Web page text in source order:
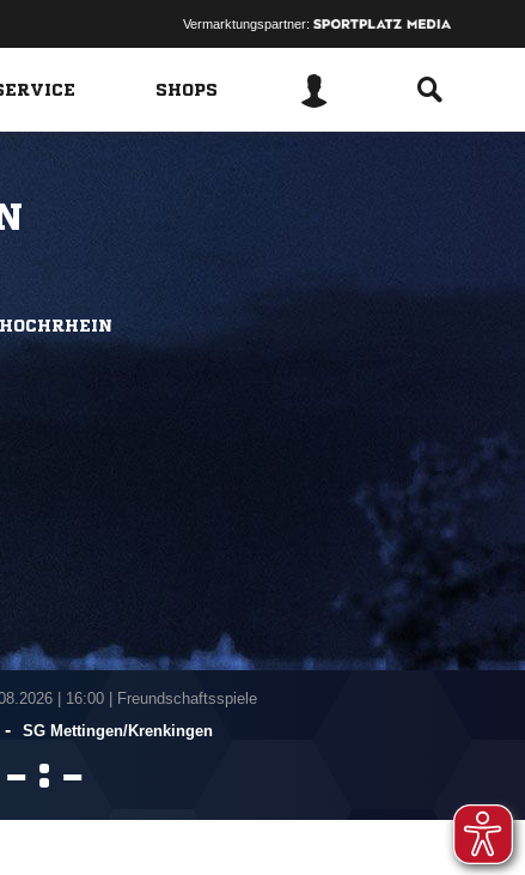
Vermarktungspartner:
SHOPS
| 16:00 | Freundschaftsspiele
- SG Mettingen/​Krenkingen
 : 